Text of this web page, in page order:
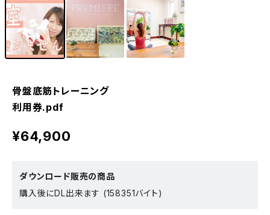
骨盤底筋トレーニング
利用券.pdf
¥64,900
ダウンロード販売の商品
購入後にDL出来ます (158351バイト)